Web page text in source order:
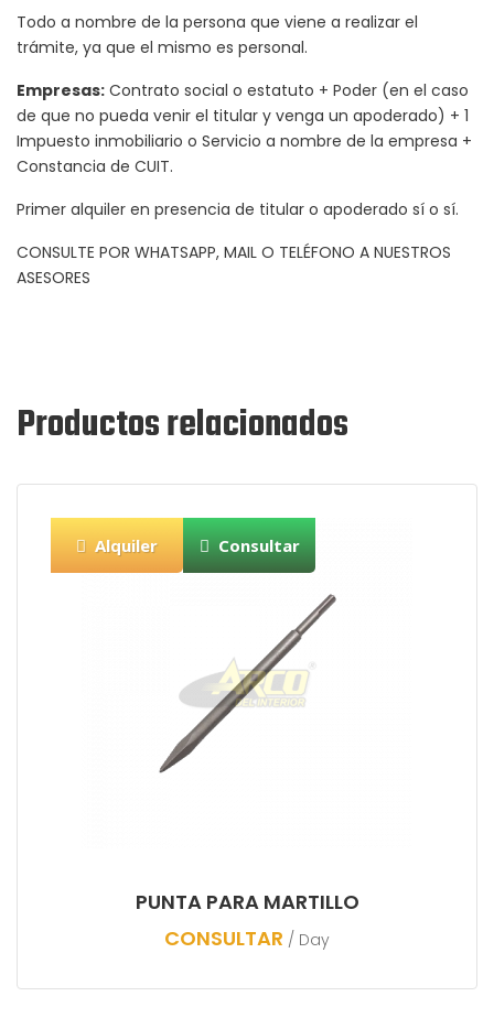
Todo a nombre de la persona que viene a realizar el
trámite, ya que el mismo es personal.
Empresas: Contrato social o estatuto + Poder (en el caso
de que no pueda venir el titular y venga un apoderado) + 1
Impuesto inmobiliario o Servicio a nombre de la empresa +
Constancia de CUIT.
Primer alquiler en presencia de titular o apoderado sí o sí.
CONSULTE POR WHATSAPP, MAIL O TELÉFONO A NUESTROS
ASESORES
Productos relacionados
PUNTA PARA MARTILLO
CONSULTAR / Day
Alquiler Consultar